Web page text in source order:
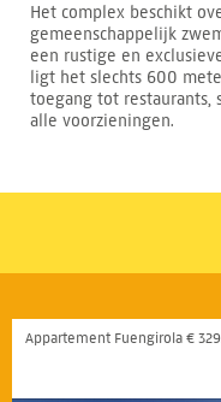
Het complex beschikt
gemeenschappelijk
een rustige en
ligt het slechts 600
toegang tot restaurants,
alle voorzieningen.
Appartement Fuengirola €